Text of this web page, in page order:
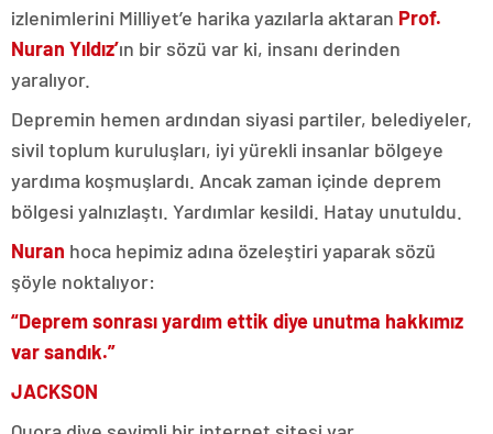
izlenimlerini Milliyet’e harika yazılarla aktaran Prof.
Nuran Yıldız’ın bir sözü var ki, insanı derinden
yaralıyor.
Depremin hemen ardından siyasi partiler, belediyeler,
sivil toplum kuruluşları, iyi yürekli insanlar bölgeye
yardıma koşmuşlardı. Ancak zaman içinde deprem
bölgesi yalnızlaştı. Yardımlar kesildi. Hatay unutuldu.
Nuran hoca hepimiz adına özeleştiri yaparak sözü
şöyle noktalıyor:
“Deprem sonrası yardım ettik diye unutma hakkımız
var sandık.”
JACKSON